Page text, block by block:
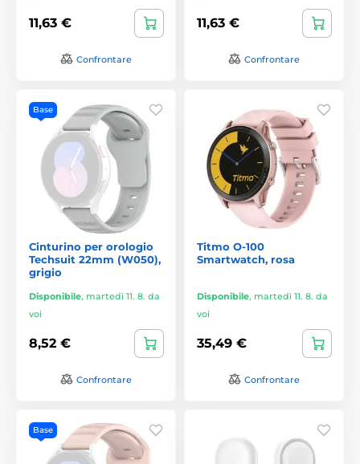
11,63 €
Confrontare
11,63 €
Confrontare
Base
Cinturino per orologio
Techsuit 22mm (W050),
grigio
Disponibile, martedì 11. 8. da
voi
8,52 €
Confrontare
Titmo O-100
Smartwatch, rosa
Disponibile, martedì 11. 8. da
voi
35,49 €
Confrontare
Base